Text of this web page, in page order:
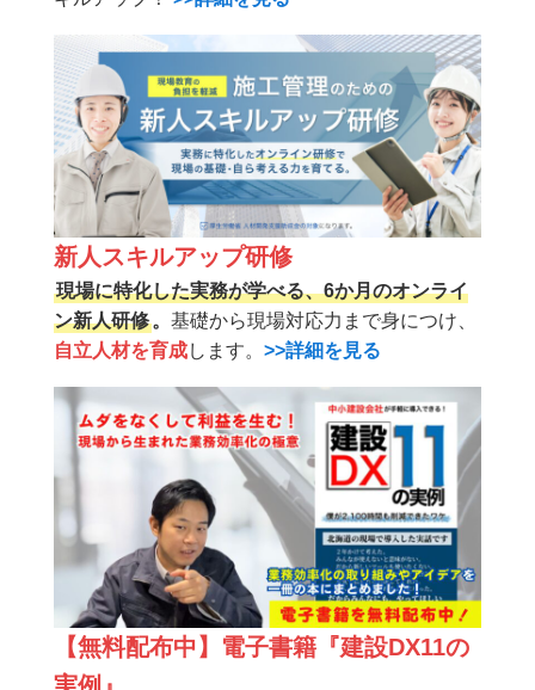
新人スキルアップ研修
現場に特化した実務が学べる、6か月のオンライ
ン新人研修。 基礎から現場対応力まで身につけ、
自立人材を育成します。 >>詳細を見る
【無料配布中】電子書籍『建設DX11の
実例』